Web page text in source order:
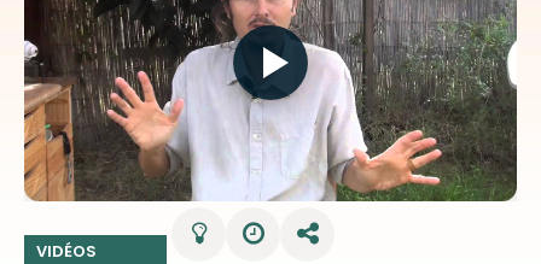
VIDÉOS